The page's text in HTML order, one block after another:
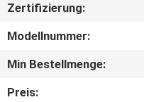
SHOW
ÜBER
UNS
Zertifizierung:
Modellnummer:
Min Bestellmenge:
Preis: